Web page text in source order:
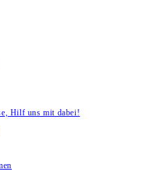
Hilf uns mit dabei!